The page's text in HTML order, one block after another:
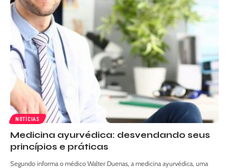
NOTÍCIAS
Medicina ayurvédica: desvendando seus
princípios e práticas
Segundo informa o médico Walter Duenas, a medicina ayurvédica, uma